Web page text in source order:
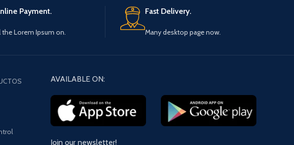
Payment.
the Lorem Ipsum on.
Fast Delivery.
Many desktop page now.
AVAILABLE ON:
Join our newsletter!